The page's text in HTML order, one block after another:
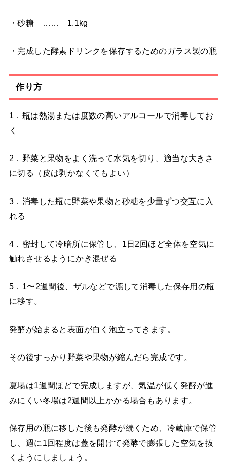
・砂糖 …… 1.1kg
・完成した酵素ドリンクを保存するためのガラス製の瓶
作り方
1．瓶は熱湯または度数の高いアルコールで消毒してお
く
2．野菜と果物をよく洗って水気を切り、適当な大きさ
に切る（皮は剥かなくてもよい）
3．消毒した瓶に野菜や果物と砂糖を少量ずつ交互に入
れる
4．密封して冷暗所に保管し、1日2回ほど全体を空気に
触れさせるようにかき混ぜる
5．1〜2週間後、ザルなどで漉して消毒した保存用の瓶
に移す。
発酵が始まると表面が白く泡立ってきます。
その後すっかり野菜や果物が縮んだら完成です。
夏場は1週間ほどで完成しますが、気温が低く発酵が進
みにくい冬場は2週間以上かかる場合もあります。
保存用の瓶に移した後も発酵が続くため、冷蔵庫で保管
し、週に1回程度は蓋を開けて発酵で膨張した空気を抜
くようにしましょう。